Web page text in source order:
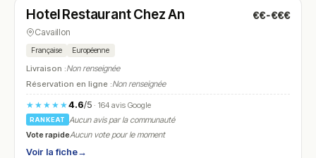
N° 26
Hotel Restaurant Chez An €€-€€€
Cavaillon
Française Européenne
Livraison :Non renseignée
Réservation en ligne :Non renseignée
★★★★★4.6/5· 164 avis Google
RANKEAT
Aucun avis par la communauté
Vote rapideAucun vote pour le moment
Voir la fiche→